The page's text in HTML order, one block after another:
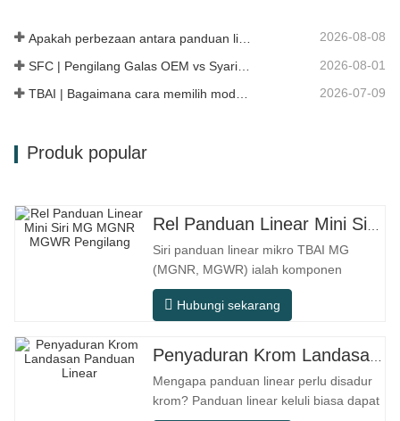
2026-08-08
2026-08-01
TBAI | Bagaimana cara memilih model panduan linear yang sesuai? 2026-07-09
Produk popular
Rel Panduan Linear Mini Siri MG MGNR MGWR Pengilang
Siri panduan linear mikro TBAI MG
(MGNR, MGWR) ialah komponen
gerakan linear berprestasi tinggi yang
direka khusus untuk peralatan kecil
ciri struktur padat, operasi lancar,
ketepatan kedudukan tinggi, dan ruang
pemasangan yang kecil. MGNR direka
dengan
Hubungi sekarang
Penyaduran Krom Landasan Panduan Linear
Mengapa panduan linear perlu disadur
krom? Panduan linear keluli biasa dapat